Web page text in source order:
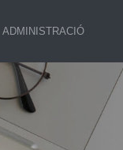
ADMINISTRACIÓ